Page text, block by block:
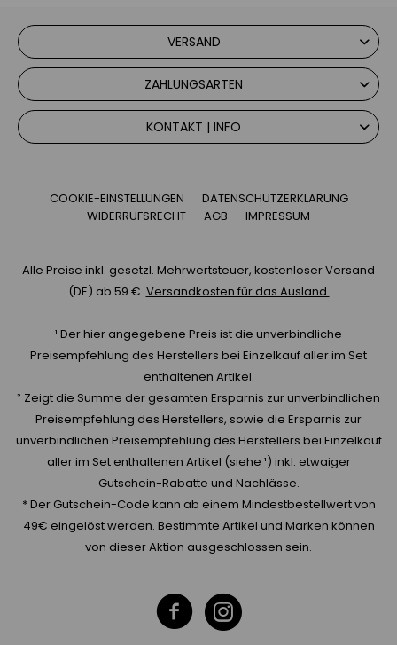
VERSAND
ZAHLUNGSARTEN
KONTAKT | INFO
COOKIE-EINSTELLUNGEN
DATENSCHUTZERKLÄRUNG
WIDERRUFSRECHT
AGB IMPRESSUM
Alle Preise inkl. gesetzl. Mehrwertsteuer, kostenloser Versand
(DE) ab 59 €. Versandkosten für das Ausland.
¹ Der hier angegebene Preis ist die unverbindliche
Preisempfehlung des Herstellers bei Einzelkauf aller im Set
enthaltenen Artikel.
² Zeigt die Summe der gesamten Ersparnis zur unverbindlichen
Preisempfehlung des Herstellers, sowie die Ersparnis zur
unverbindlichen Preisempfehlung des Herstellers bei Einzelkauf
aller im Set enthaltenen Artikel (siehe ¹) inkl. etwaiger
Gutschein-Rabatte und Nachlässe.
* Der Gutschein-Code kann ab einem Mindestbestellwert von
49€ eingelöst werden. Bestimmte Artikel und Marken können
von dieser Aktion ausgeschlossen sein.